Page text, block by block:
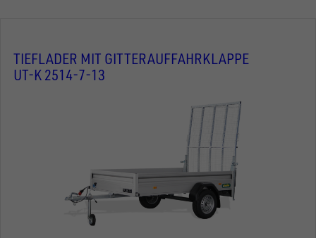
TIEFLADER MIT GITTERAUFFAHRKLAPPE
UT-K 2514-7-13